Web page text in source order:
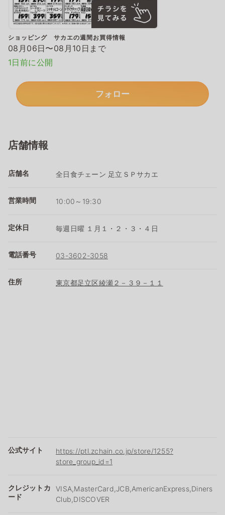
ショッピング サカエの週間お買得情報
08月06日〜08月10日まで
1日前に公開
フォロー
店舗情報
店舗名 全日食チェーン 足立ＳＰサカエ
営業時間 10:00～19:30
定休日 毎週日曜 １月１・２・３・４日
電話番号 03-3602-3058
住所 東京都足立区綾瀬２－３９－１１
公式サイト
https://ptl.zchain.co.jp/store/1255?
store_group_id=1
クレジットカ
ード
VISA,MasterCard,JCB,AmericanExpress,Diners
Club,DISCOVER